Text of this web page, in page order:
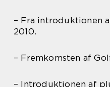
– Fra introduktionen
2010.
– Fremkomsten af
– Introduktionen af